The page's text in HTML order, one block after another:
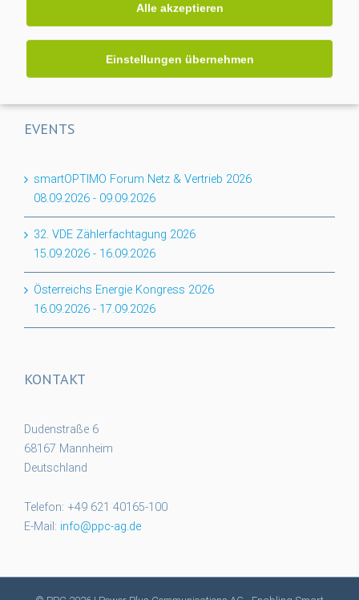
Alle akzeptieren
Einstellungen übernehmen
das Nessum 1T-Modul
Auf dem Weg zur RLM-Integration: PPC bringt
Industriemessungen ins Smart Meter Gateway
EVENTS
smartOPTIMO Forum Netz & Vertrieb 2026
08.09.2026 - 09.09.2026
32. VDE Zählerfachtagung 2026
15.09.2026 - 16.09.2026
Österreichs Energie Kongress 2026
16.09.2026 - 17.09.2026
KONTAKT
Dudenstraße 6
68167 Mannheim
Deutschland
Telefon: +49 621 40165-100
E-Mail: info@ppc-ag.de